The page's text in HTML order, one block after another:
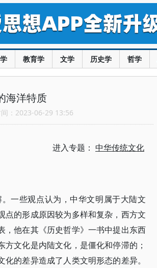
教育学 文学 历史学 哲学
海洋特质
：2023-06-29 13:56
进入专题： 中华传统文化
一些观点认为，中华文明属于大陆文
点的形成原因较为多样和复杂，西方文
，他在其《历史哲学》一书中提出东西
文化是内陆文化，是僵化和停滞的；
的差异造成了人类文明形态的差异。